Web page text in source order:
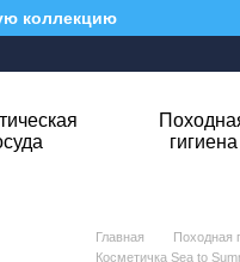
коллекцию
гигиена
Главная Походная
Косметичка Sea to